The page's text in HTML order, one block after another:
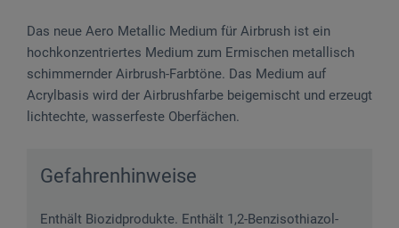
Das neue Aero Metallic Medium für Airbrush ist ein
hochkonzentriertes Medium zum Ermischen metallisch
schimmernder Airbrush-Farbtöne. Das Medium auf
Acrylbasis wird der Airbrushfarbe beigemischt und erzeugt
lichtechte, wasserfeste Oberfächen.
Gefahrenhinweise
Enthält Biozidprodukte. Enthält 1,2-Benzisothiazol-